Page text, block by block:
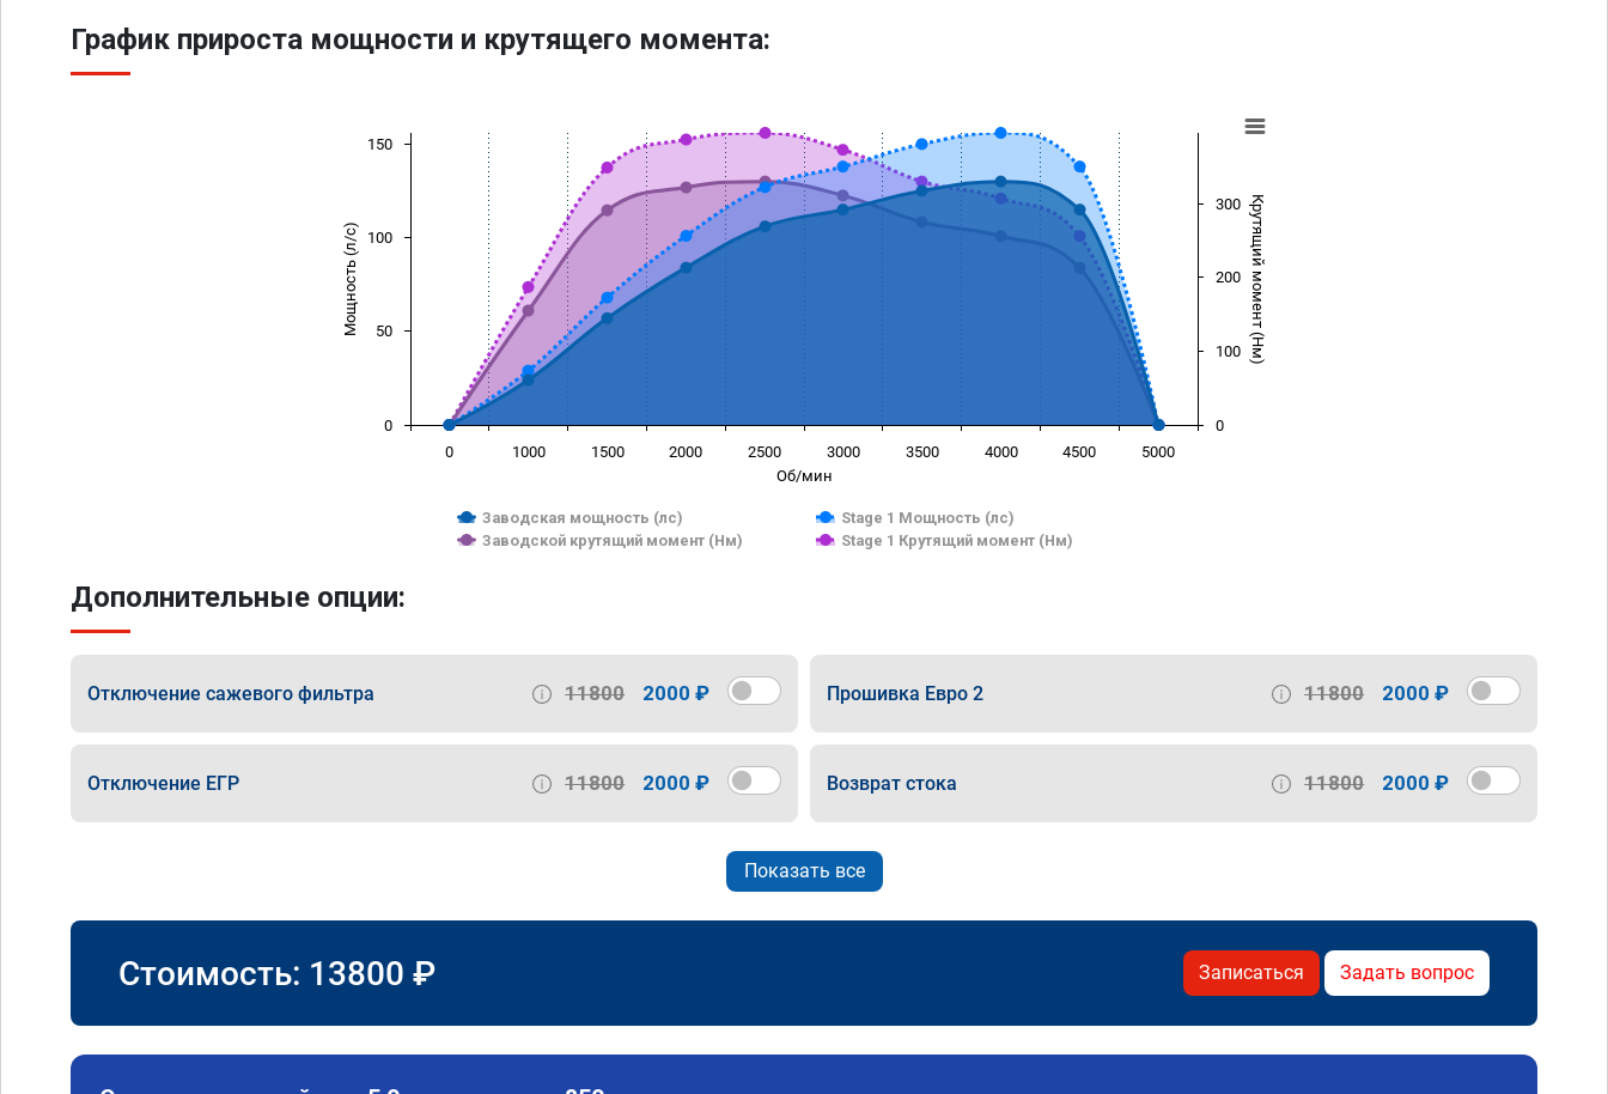
График прироста мощности и крутящего момента:
Об/мин
Мощность (л/с) Крутящий момент (Нм)
Заводская мощность (лс)
Stage 1 Мощность (лс)
Заводской крутящий момент (Нм)
Stage 1 Крутящий момент (Нм)
0 1000 1500 2000 2500 3000 3500 4000 4500 5000
0
50
100
150
0
100
200
300
Дополнительные опции:
Отключение сажевого фильтра 11800 2000 ₽ Прошивка Евро 2 11800 2000 ₽
Отключение ЕГР 11800 2000 ₽ Возврат стока 11800 2000 ₽
Показать все
Стоимость: 13800 ₽ Записаться Задать вопрос